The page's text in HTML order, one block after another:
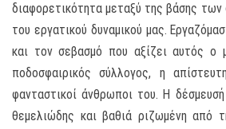
διαφορετικότητα μεταξύ της βάσης
του εργατικού δυναμικού μας.
και τον σεβασμό που αξίζει αυτός ο
ποδοσφαιρικός σύλλογος, η
φανταστικοί άνθρωποι του. Η
θεμελιώδης και βαθιά ριζωμένη από